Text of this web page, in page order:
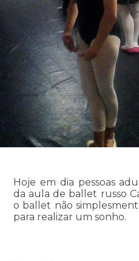
Hoje em dia pessoas
da aula de ballet russo
o ballet não
para realizar um sonho.